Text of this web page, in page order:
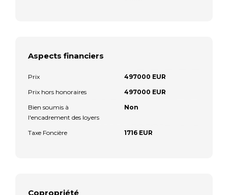
Aspects financiers
Prix
497000 EUR
Prix hors honoraires
497000 EUR
Bien soumis à
l'encadrement des loyers
Non
Taxe Foncière 1716 EUR
Copropriété